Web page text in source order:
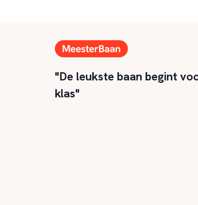
"De leukste baan begint
klas"